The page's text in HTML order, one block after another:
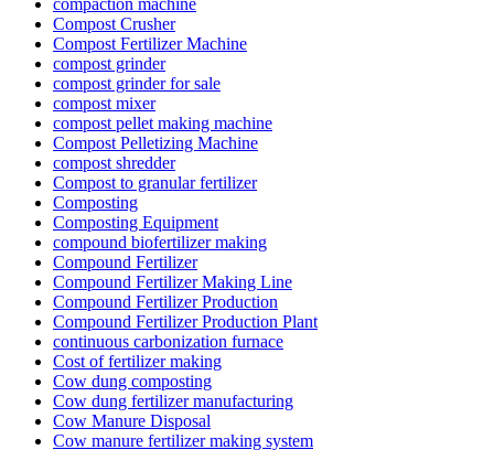
compaction machine
Compost Crusher
Compost Fertilizer Machine
compost grinder
compost grinder for sale
compost mixer
compost pellet making machine
Compost Pelletizing Machine
compost shredder
Compost to granular fertilizer
Composting
Composting Equipment
compound biofertilizer making
Compound Fertilizer
Compound Fertilizer Making Line
Compound Fertilizer Production
Compound Fertilizer Production Plant
continuous carbonization furnace
Cost of fertilizer making
Cow dung composting
Cow dung fertilizer manufacturing
Cow Manure Disposal
Cow manure fertilizer making system